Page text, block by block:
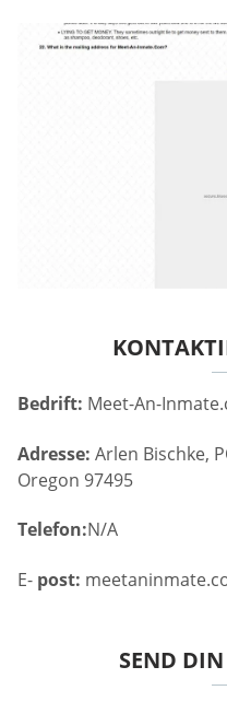
Bedrift: Meet-An-
Adresse: Arlen Bischke,
Oregon 97495
Telefon:N/A
E- post:
SEND